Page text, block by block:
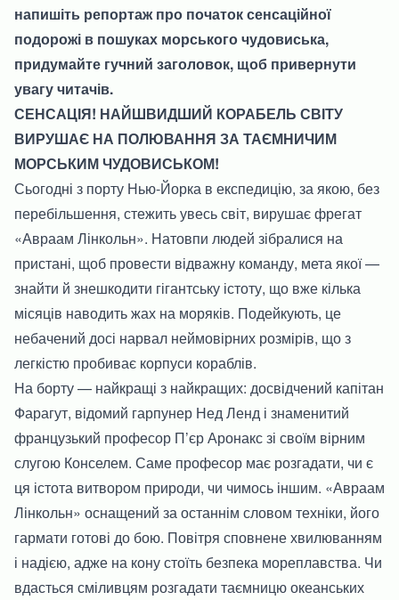
напишіть репортаж про початок сенсаційної
подорожі в пошуках морського чудовиська,
придумайте гучний заголовок, щоб привернути
увагу читачів.
СЕНСАЦІЯ! НАЙШВИДШИЙ КОРАБЕЛЬ СВІТУ
ВИРУШАЄ НА ПОЛЮВАННЯ ЗА ТАЄМНИЧИМ
МОРСЬКИМ ЧУДОВИСЬКОМ!
Сьогодні з порту Нью-Йорка в експедицію, за якою, без
перебільшення, стежить увесь світ, вирушає фрегат
«Авраам Лінкольн». Натовпи людей зібралися на
пристані, щоб провести відважну команду, мета якої —
знайти й знешкодити гігантську істоту, що вже кілька
місяців наводить жах на моряків. Подейкують, це
небачений досі нарвал неймовірних розмірів, що з
легкістю пробиває корпуси кораблів.
На борту — найкращі з найкращих: досвідчений капітан
Фарагут, відомий гарпунер Нед Ленд і знаменитий
французький професор П’єр Аронакс зі своїм вірним
слугою Конселем. Саме професор має розгадати, чи є
ця істота витвором природи, чи чимось іншим. «Авраам
Лінкольн» оснащений за останнім словом техніки, його
гармати готові до бою. Повітря сповнене хвилюванням
і надією, адже на кону стоїть безпека мореплавства. Чи
вдасться сміливцям розгадати таємницю океанських